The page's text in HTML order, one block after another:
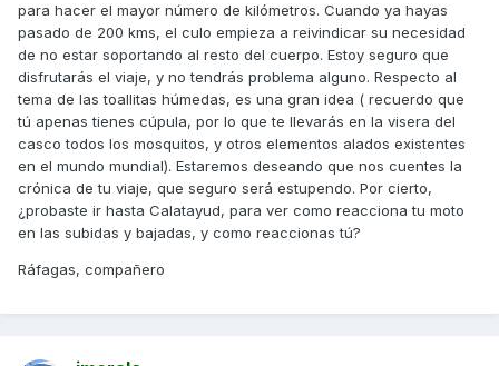
para hacer el mayor número de kilómetros. Cuando ya hayas
pasado de 200 kms, el culo empieza a reivindicar su necesidad
de no estar soportando al resto del cuerpo. Estoy seguro que
disfrutarás el viaje, y no tendrás problema alguno. Respecto al
tema de las toallitas húmedas, es una gran idea ( recuerdo que
tú apenas tienes cúpula, por lo que te llevarás en la visera del
casco todos los mosquitos, y otros elementos alados existentes
en el mundo mundial). Estaremos deseando que nos cuentes la
crónica de tu viaje, que seguro será estupendo. Por cierto,
¿probaste ir hasta Calatayud, para ver como reacciona tu moto
en las subidas y bajadas, y como reaccionas tú?
Ráfagas, compañero